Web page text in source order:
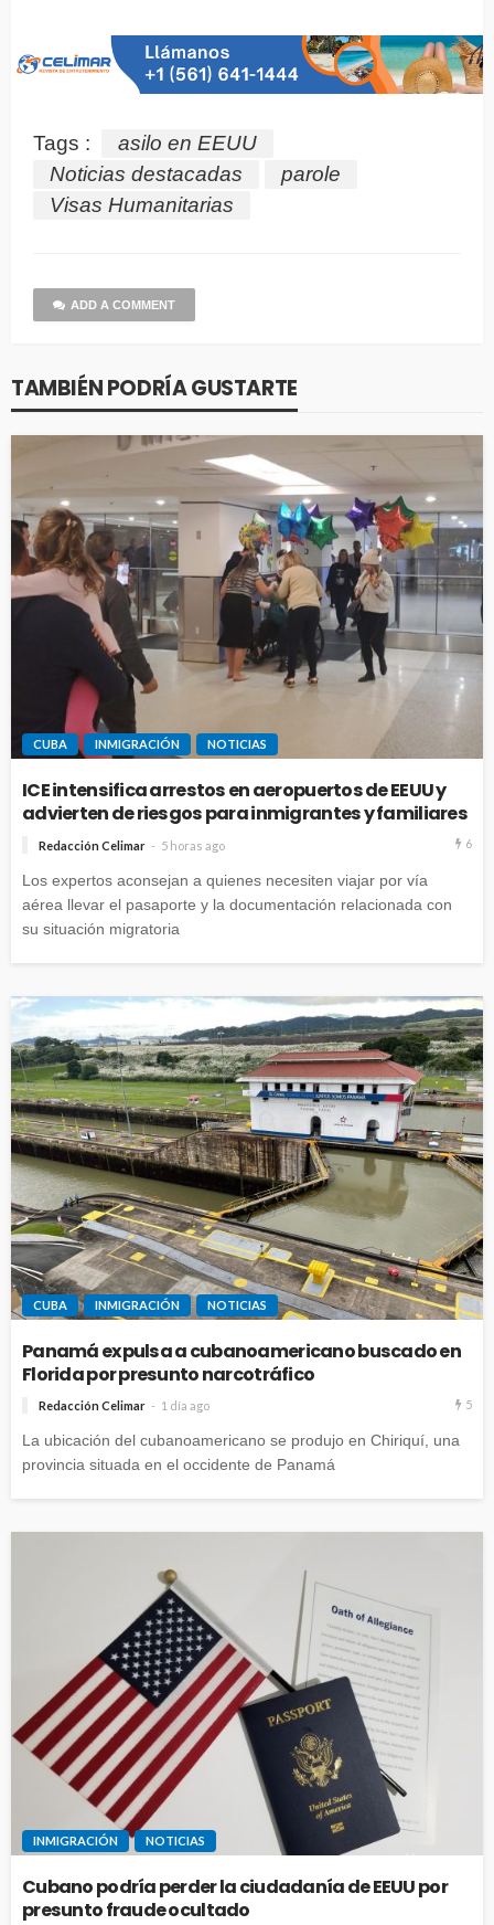
Tags :
asilo en EEUU
Noticias destacadas
parole
Visas Humanitarias
ADD A COMMENT
TAMBIÉN PODRÍA GUSTARTE
CUBA INMIGRACIÓN NOTICIAS
ICE intensifica arrestos en aeropuertos de EEUU y
advierten de riesgos para inmigrantes y familiares
Redacción Celimar 5 horas ago 6
Los expertos aconsejan a quienes necesiten viajar por vía
aérea llevar el pasaporte y la documentación relacionada con
su situación migratoria
CUBA INMIGRACIÓN NOTICIAS
Panamá expulsa a cubanoamericano buscado en
Florida por presunto narcotráfico
Redacción Celimar 1 día ago 5
La ubicación del cubanoamericano se produjo en Chiriquí, una
provincia situada en el occidente de Panamá
INMIGRACIÓN NOTICIAS
Cubano podría perder la ciudadanía de EEUU por
presunto fraude ocultado